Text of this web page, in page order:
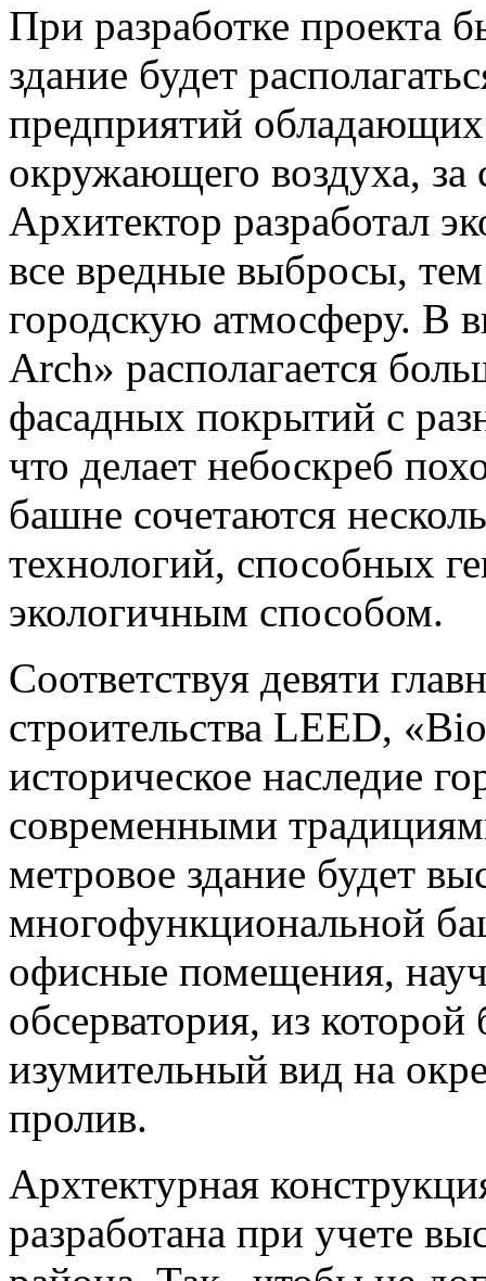
При разработке проекта
здание будет
предприятий
окружающего воздуха, за
Архитектор разработал
все вредные выбросы,
городскую атмосферу. В
Arch» располагается
фасадных покрытий с
что делает небоскреб
башне сочетаются
технологий, способных
экологичным способом.
Соответствуя девяти
строительства LEED,
историческое наследие
современными
метровое здание будет
многофункциональной
офисные помещения,
обсерватория, из которой
изумительный вид на
пролив.
Архтектурная
разработана при учете